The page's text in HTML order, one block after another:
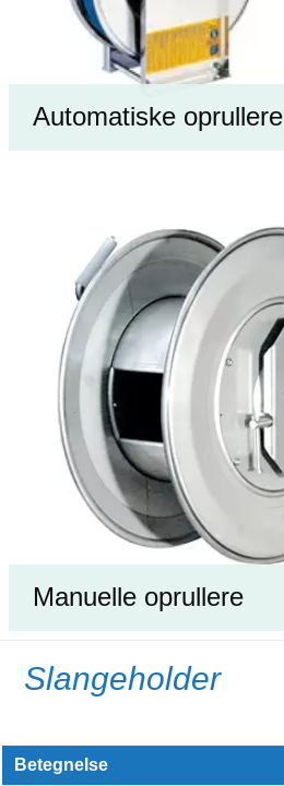
Automatiske oprullere
Manuelle oprullere
Slangeholder
Betegnelse